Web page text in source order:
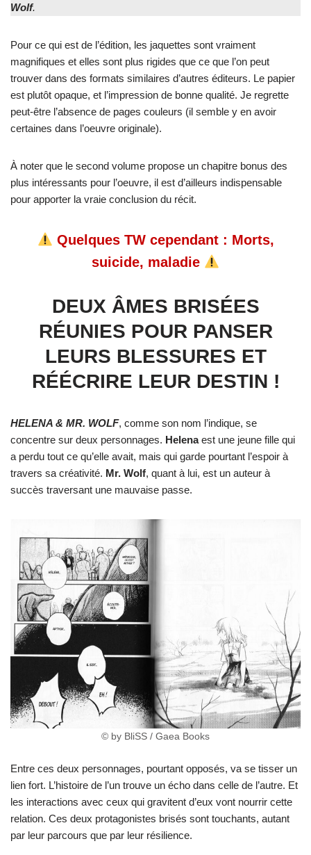
Wolf.
Pour ce qui est de l’édition, les jaquettes sont vraiment
magnifiques et elles sont plus rigides que ce que l’on peut
trouver dans des formats similaires d’autres éditeurs. Le papier
est plutôt opaque, et l’impression de bonne qualité. Je regrette
peut-être l’absence de pages couleurs (il semble y en avoir
certaines dans l’oeuvre originale).
À noter que le second volume propose un chapitre bonus des
plus intéressants pour l’oeuvre, il est d’ailleurs indispensable
pour apporter la vraie conclusion du récit.
Quelques TW cependant : Morts,
suicide, maladie
DEUX ÂMES BRISÉES
RÉUNIES POUR PANSER
LEURS BLESSURES ET
RÉÉCRIRE LEUR DESTIN !
HELENA & MR. WOLF, comme son nom l’indique, se
concentre sur deux personnages. Helenaest une jeune fille qui
a perdu tout ce qu’elle avait, mais qui garde pourtant l’espoir à
travers sa créativité. Mr. Wolf, quant à lui, est un auteur à
succès traversant une mauvaise passe.
© by BliSS / Gaea Books
Entre ces deux personnages, pourtant opposés, va se tisser un
lien fort. L’histoire de l’un trouve un écho dans celle de l’autre. Et
les interactions avec ceux qui gravitent d’eux vont nourrir cette
relation. Ces deux protagonistes brisés sont touchants, autant
par leur parcours que par leur résilience.